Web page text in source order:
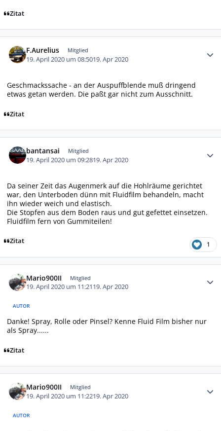
Zitat
F.Aurelius Mitglied
19. April 2020 um 08:5019. Apr 2020
Geschmackssache - an der Auspuffblende muß dringend
etwas getan werden. Die paßt gar nicht zum Ausschnitt.
Zitat
bantansai Mitglied
19. April 2020 um 09:2819. Apr 2020
Da seiner Zeit das Augenmerk auf die Hohlräume gerichtet
war, den Unterboden dünn mit Fluidfilm behandeln, macht
ihn wieder weich und elastisch.
Die Stopfen aus dem Boden raus und gut gefettet einsetzen.
Fluidfilm fern von Gummiteilen!
Zitat 1
Mario900II Mitglied
19. April 2020 um 11:2119. Apr 2020
AUTOR
Danke! Spray, Rolle oder Pinsel? Kenne Fluid Film bisher nur
als Spray......
Zitat
Mario900II Mitglied
19. April 2020 um 11:2219. Apr 2020
AUTOR